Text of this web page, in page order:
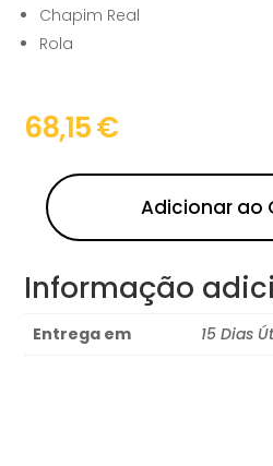
Chapim Real
Rola
68,15€
Adicionar ao
Informação
Entrega em 15 Dias